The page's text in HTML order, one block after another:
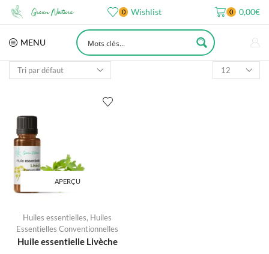
0 Wishlist 0 0,00€
MENU
APERÇU
Huiles essentielles, Huiles
Essentielles Conventionnelles
Huile essentielle Livèche